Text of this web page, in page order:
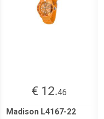
€ 12.46
Madison L4167-22